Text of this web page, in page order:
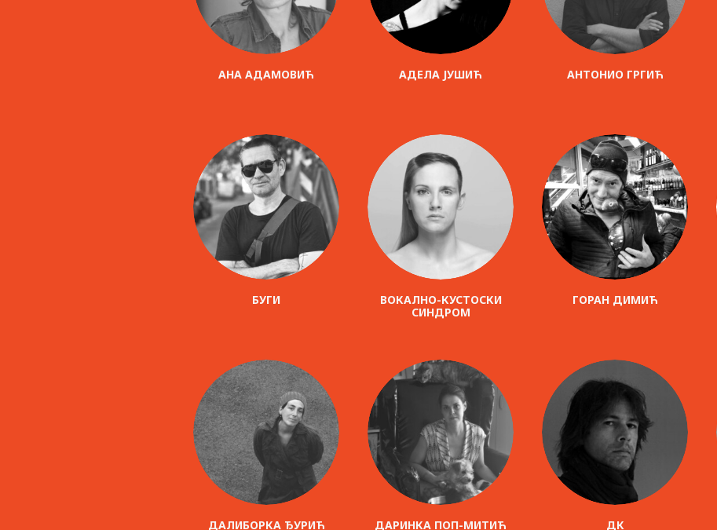
AНА АДАМОВИЋ АДЕЛА ЈУШИЋ АНТОНИО ГРГИЋ
БУГИ
ВОКАЛНО-КУСТОСКИ
СИНДРОМ
ГОРАН ДИМИЋ
ДАЛИБОРКА ЂУРИЋ ДАРИНКА ПОП-МИТИЋ ДК